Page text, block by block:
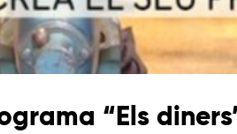
“Els